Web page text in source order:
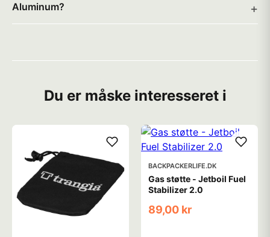
Aluminum?
Du er måske interesseret i
BACKPACKERLIFE.DK
Gas støtte - Jetboil Fuel
Stabilizer 2.0
89,00 kr